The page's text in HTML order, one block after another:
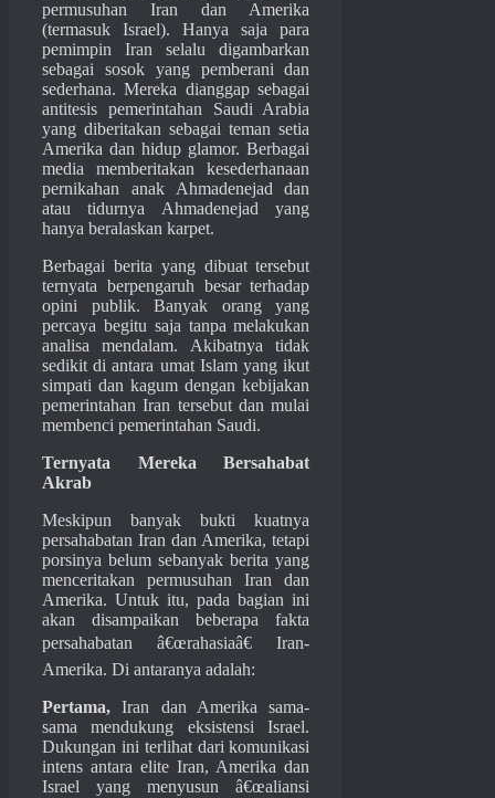
permusuhan Iran dan Amerika
(termasuk Israel). Hanya saja para
pemimpin Iran selalu digambarkan
sebagai sosok yang pemberani dan
sederhana. Mereka dianggap sebagai
antitesis pemerintahan Saudi Arabia
yang diberitakan sebagai teman setia
Amerika dan hidup glamor. Berbagai
media memberitakan kesederhanaan
pernikahan anak Ahmadenejad dan
atau tidurnya Ahmadenejad yang
hanya beralaskan karpet.
Berbagai berita yang dibuat tersebut
ternyata berpengaruh besar terhadap
opini publik. Banyak orang yang
percaya begitu saja tanpa melakukan
analisa mendalam. Akibatnya tidak
sedikit di antara umat Islam yang ikut
simpati dan kagum dengan kebijakan
pemerintahan Iran tersebut dan mulai
membenci pemerintahan Saudi.
Ternyata Mereka Bersahabat
Akrab
Meskipun banyak bukti kuatnya
persahabatan Iran dan Amerika, tetapi
porsinya belum sebanyak berita yang
menceritakan permusuhan Iran dan
Amerika. Untuk itu, pada bagian ini
akan disampaikan beberapa fakta
persahabatan â€œrahasiaâ€ Iran-
Amerika. Di antaranya adalah:
Pertama,Iran dan Amerika sama-
sama mendukung eksistensi Israel.
Dukungan ini terlihat dari komunikasi
intens antara elite Iran, Amerika dan
Israel yang menyusun â€œaliansi